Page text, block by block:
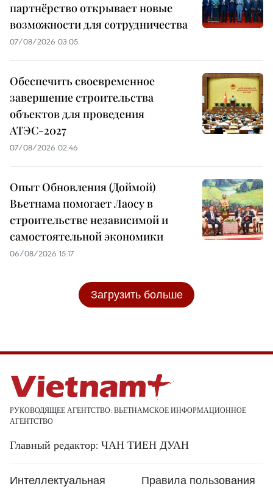
партнёрство открывает новые
возможности для сотрудничества
07/08/2026 03:05
Обеспечить своевременное
завершение строительства
объектов для проведения
АТЭС-2027
07/08/2026 02:46
Опыт Обновления (Доймой)
Вьетнама помогает Лаосу в
строительстве независимой и
самостоятельной экономики
06/08/2026 15:17
Загрузить больше
РУКОВОДЯЩЕЕ АГЕНТСТВО: ВЬЕТНАМСКОЕ ИНФОРМАЦИОННОЕ
АГЕНТСТВО
Главный редактор: ЧАН ТИЕН ДУАН
Интеллектуальная
Правила пользования